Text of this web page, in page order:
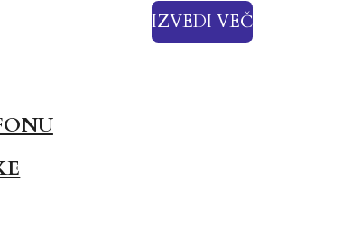
IZVEDI VEČ